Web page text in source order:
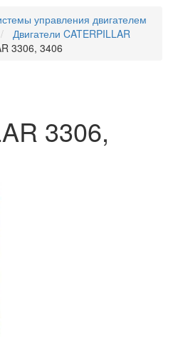
управления двигателем
Двигатели CATERPILLAR
3306, 3406
3306,